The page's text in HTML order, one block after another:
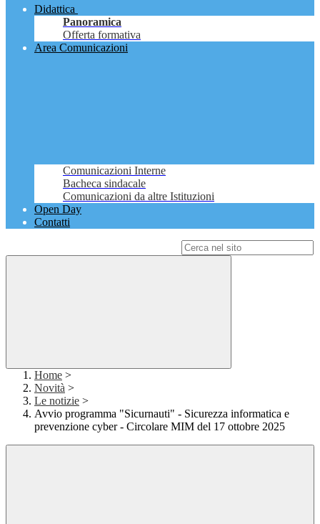
Didattica
Panoramica
Offerta formativa
Area Comunicazioni
Comunicazioni Interne
Bacheca sindacale
Comunicazioni da altre Istituzioni
Open Day
Contatti
Home >
Novità >
Le notizie >
Avvio programma "Sicurnauti" - Sicurezza informatica e
prevenzione cyber - Circolare MIM del 17 ottobre 2025